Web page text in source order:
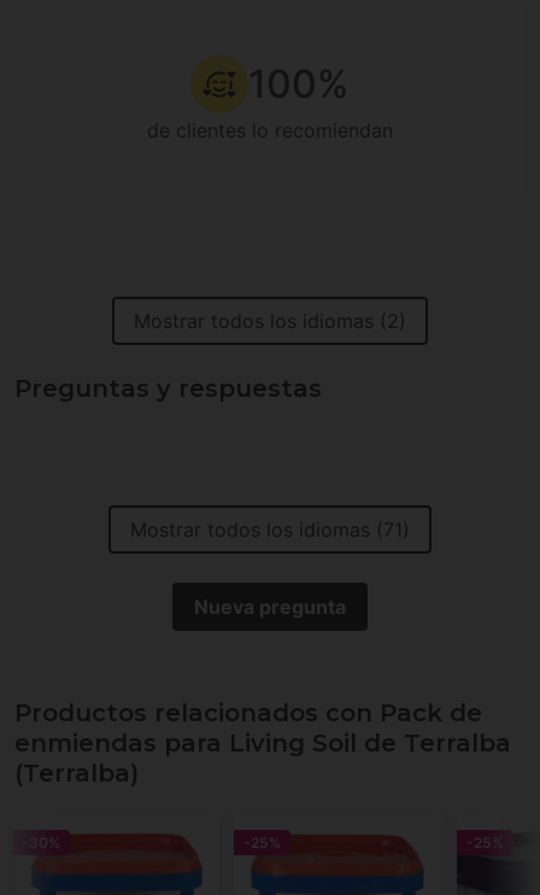
100%
de clientes lo recomiendan
Mostrar todos los idiomas (2)
Preguntas y respuestas
Mostrar todos los idiomas (71)
Nueva pregunta
Productos relacionados con Pack de
enmiendas para Living Soil de Terralba
(Terralba)
-30% -25% -25%